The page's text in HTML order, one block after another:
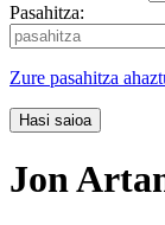
Pasahitza:
Zure pasahitza
Hasi saioa
Jon